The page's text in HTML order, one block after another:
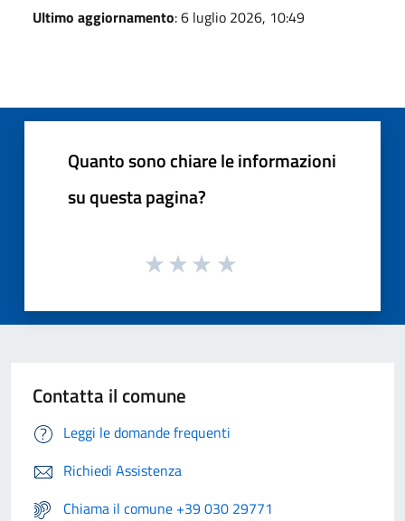
Ultimo aggiornamento: 6 luglio 2026, 10:49
Quanto sono chiare le informazioni
su questa pagina?
Contatta il comune
Leggi le domande frequenti
Richiedi Assistenza
Chiama il comune +39 030 29771